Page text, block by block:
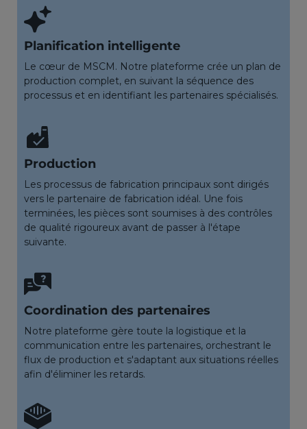
Planification intelligente
Le cœur de MSCM. Notre plateforme crée un plan de
production complet, en suivant la séquence des
processus et en identifiant les partenaires spécialisés.
Production
Les processus de fabrication principaux sont dirigés
vers le partenaire de fabrication idéal. Une fois
terminées, les pièces sont soumises à des contrôles
de qualité rigoureux avant de passer à l'étape
suivante.
Coordination des partenaires
Notre plateforme gère toute la logistique et la
communication entre les partenaires, orchestrant le
flux de production et s'adaptant aux situations réelles
afin d'éliminer les retards.